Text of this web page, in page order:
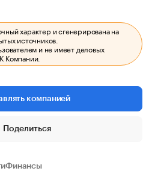
характер и сгенерирована на
источников.
и не имеет деловых
Компании.
компанией
Поделиться
Финансы